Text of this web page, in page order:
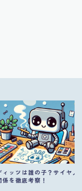
ィッツは誰の子？サイヤ人
係を徹底考察！